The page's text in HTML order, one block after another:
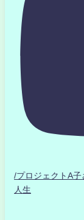
/プロジェクトA
人生